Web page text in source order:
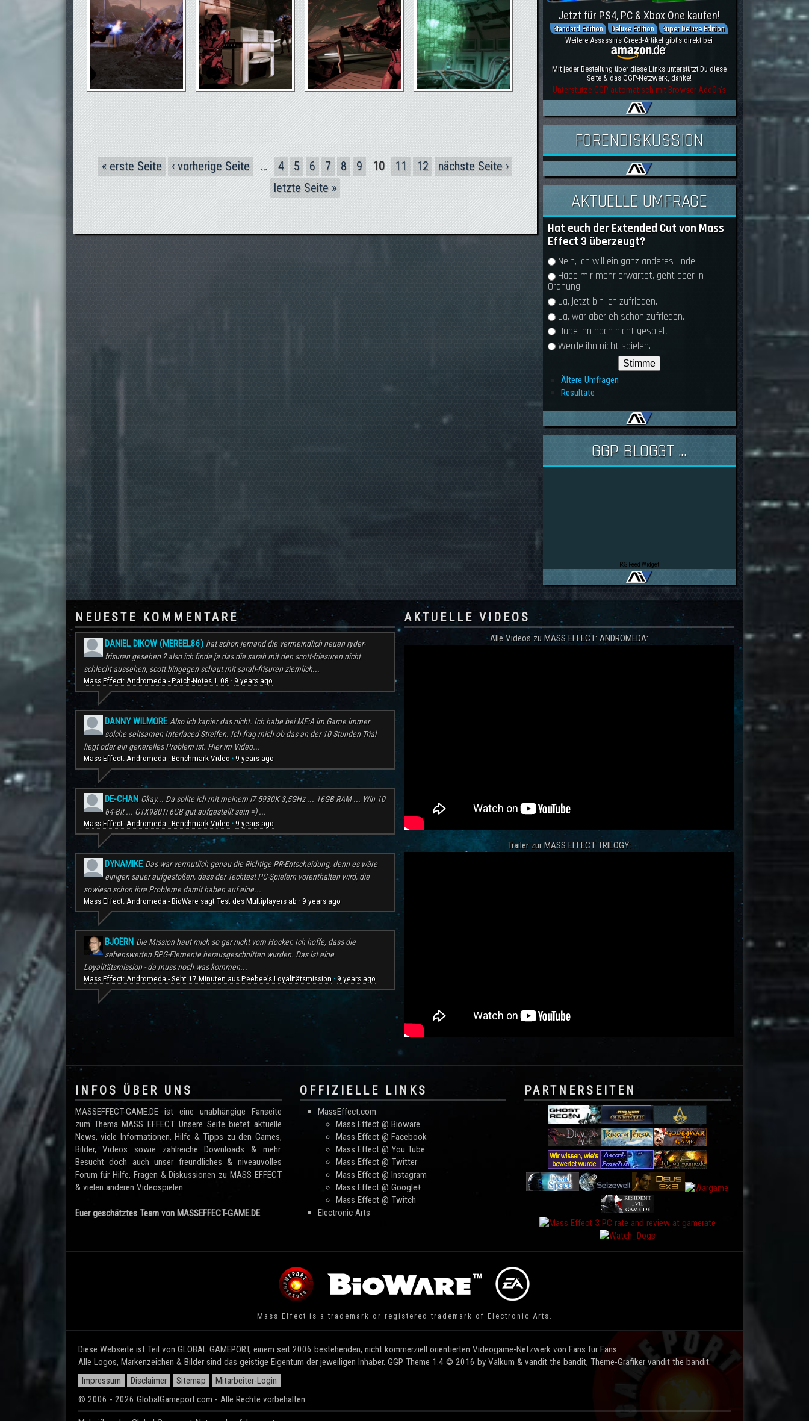
Seiten
« erste Seite ‹ vorherige Seite … 4 5 6 7 8 9 10 11 12
nächste Seite ›
letzte Seite »
Jetzt für PS4, PC & Xbox One kaufen!
Standard Edition Deluxe Edition
Super Deluxe Edition
Weitere Assassin's Creed-Artikel gibt's direkt bei
Mit jeder Bestellung über diese Links unterstützt Du diese
Seite & das GGP-Netzwerk, danke!
Unterstütze GGP automatisch mit Browser AddOn's
FORENDISKUSSION
AKTUELLE UMFRAGE
Hat euch der Extended Cut von Mass
Effect 3 überzeugt?
Auswahlmöglichkeiten
Nein, ich will ein ganz anderes Ende.
Habe mir mehr erwartet, geht aber in
Ordnung.
Ja, jetzt bin ich zufrieden.
Ja, war aber eh schon zufrieden.
Habe ihn noch nicht gespielt.
Werde ihn nicht spielen.
Ältere Umfragen
Resultate
GGP BLOGGT ...
RSS Feed Widget
NEUESTE KOMMENTARE
DANIEL DIKOW (MEREEL86) hat schon jemand die vermeindlich neuen ryder-
frisuren gesehen ? also ich finde ja das die sarah mit den scott-friesuren nicht
schlecht aussehen, scott hingegen schaut mit sarah-frisuren ziemlich...
Mass Effect: Andromeda - Patch-Notes 1.08 · 9 years ago
DANNY WILMORE Also ich kapier das nicht. Ich habe bei ME:A im Game immer
solche seltsamen Interlaced Streifen. Ich frag mich ob das an der 10 Stunden Trial
liegt oder ein generelles Problem ist. Hier im Video...
Mass Effect: Andromeda - Benchmark-Video · 9 years ago
DE-CHAN Okay... Da sollte ich mit meinem i7 5930K 3,5GHz ... 16GB RAM ... Win 10
64-Bit ... GTX980Ti 6GB gut aufgestellt sein =) ...
Mass Effect: Andromeda - Benchmark-Video · 9 years ago
DYNAMIKE Das war vermutlich genau die Richtige PR-Entscheidung, denn es wäre
einigen sauer aufgestoßen, dass der Techtest PC-Spielern vorenthalten wird, die
sowieso schon ihre Probleme damit haben auf eine...
Mass Effect: Andromeda - BioWare sagt Test des Multiplayers ab · 9 years ago
BJOERN Die Mission haut mich so gar nicht vom Hocker. Ich hoffe, dass die
sehenswerten RPG-Elemente herausgeschnitten wurden. Das ist eine
Loyalitätsmission - da muss noch was kommen...
Mass Effect: Andromeda - Seht 17 Minuten aus Peebee's Loyalitätsmission · 9 years ago
AKTUELLE VIDEOS
Alle Videos zu MASS EFFECT: ANDROMEDA:
Trailer zur MASS EFFECT TRILOGY:
.
INFOS ÜBER UNS
MASSEFFECT-GAME.DE ist eine unabhängige Fanseite
zum Thema MASS EFFECT. Unsere Seite bietet aktuelle
News, viele Informationen, Hilfe & Tipps zu den Games,
Bilder, Videos sowie zahlreiche Downloads & mehr.
Besucht doch auch unser freundliches & niveauvolles
Forum für Hilfe, Fragen & Diskussionen zu MASS EFFECT
& vielen anderen Videospielen.
Euer geschätztes Team von MASSEFFECT-GAME.DE
OFFIZIELLE LINKS
MassEffect.com
Mass Effect @ Bioware
Mass Effect @ Facebook
Mass Effect @ You Tube
Mass Effect @ Twitter
Mass Effect @ Instagram
Mass Effect @ Google+
Mass Effect @ Twitch
Electronic Arts
PARTNERSEITEN
Mass Effect is a trademark or registered trademark of Electronic Arts.
Diese Webseite ist Teil von GLOBAL GAMEPORT, einem seit 2006 bestehenden, nicht kommerziell orientierten Videogame-Netzwerk von Fans für Fans.
Alle Logos, Markenzeichen & Bilder sind das geistige Eigentum der jeweiligen Inhaber. GGP Theme 1.4 © 2016 by Valkum & vandit the bandit, Theme-Grafiker vandit the bandit.
Impressum
Disclaimer Sitemap
Mitarbeiter-Login
© 2006 - 2026 GlobalGameport.com - Alle Rechte vorbehalten.